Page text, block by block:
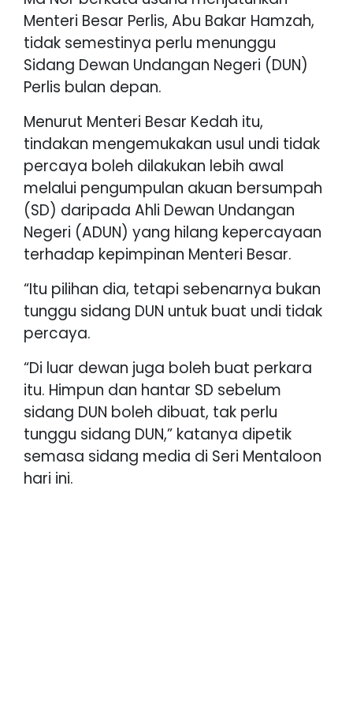
Menteri Besar Perlis, Abu Bakar Hamzah,
tidak semestinya perlu menunggu
Sidang Dewan Undangan Negeri (DUN)
Perlis bulan depan.
Menurut Menteri Besar Kedah itu,
tindakan mengemukakan usul undi tidak
percaya boleh dilakukan lebih awal
melalui pengumpulan akuan bersumpah
(SD) daripada Ahli Dewan Undangan
Negeri (ADUN) yang hilang kepercayaan
terhadap kepimpinan Menteri Besar.
“Itu pilihan dia, tetapi sebenarnya bukan
tunggu sidang DUN untuk buat undi tidak
percaya.
“Di luar dewan juga boleh buat perkara
itu. Himpun dan hantar SD sebelum
sidang DUN boleh dibuat, tak perlu
tunggu sidang DUN,” katanya dipetik
semasa sidang media di Seri Mentaloon
hari ini.